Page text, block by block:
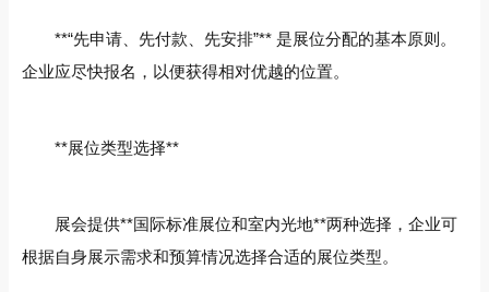
**“先申请、先付款、先安排”** 是展位分配的基本原则。
企业应尽快报名，以便获得相对优越的位置。
**展位类型选择**
展会提供**国际标准展位和室内光地**两种选择，企业可
根据自身展示需求和预算情况选择合适的展位类型。